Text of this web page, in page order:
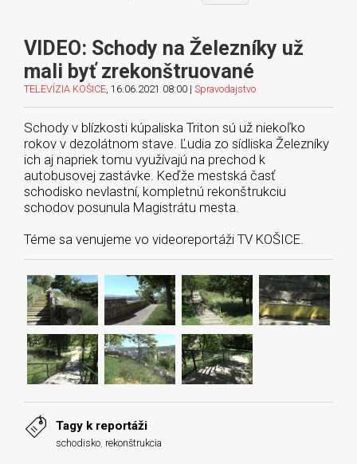
VIDEO: Schody na Železníky už
mali byť zrekonštruované
TELEVÍZIA KOŠICE , 16.06.2021 08:00 | Spravodajstvo
Schody v blízkosti kúpaliska Triton sú už niekoľko
rokov v dezolátnom stave. Ľudia zo sídliska Železníky
ich aj napriek tomu využívajú na prechod k
autobusovej zastávke. Keďže mestská časť
schodisko nevlastní, kompletnú rekonštrukciu
schodov posunula Magistrátu mesta.
Téme sa venujeme vo videoreportáži TV KOŠICE.
Tagy k reportáži
schodisko rekonštrukcia